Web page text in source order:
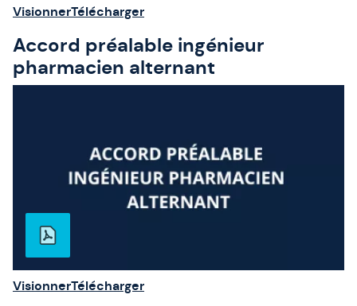
VisionnerTélécharger
Accord préalable ingénieur
pharmacien alternant
VisionnerTélécharger